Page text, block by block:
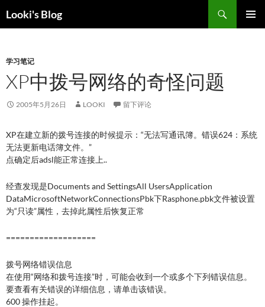
至
正
Looki's Blog
索
学习笔记
XP中拨号网络的奇怪问题
2005年5月26日 LOOKI 留下评论
XP在建立新的拨号连接的时候提示：“无法写通讯簿。错误624：系统
无法更新电话簿文件。”
点确定后adsl能正常连接上..
经查发现是Documents and SettingsAll UsersApplication
DataMicrosoftNetworkConnectionsPbk下Rasphone.pbk文件被设置
为“只读”属性，去掉此属性后恢复正常
===================
拨号网络错误信息
在使用“网络和拨号连接”时，可能会收到一个或多个下列错误信息。
要查看有关错误的详细信息，请单击该错误。
600 操作挂起。